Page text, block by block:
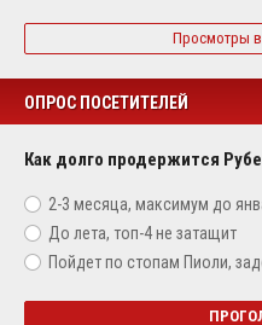
Просмотры в
ОПРОС ПОСЕТИТЕЛЕЙ
Как долго продержится
2-3 месяца, максимум до
До лета, топ-4 не затащит
Пойдет по стопам Пиоли,